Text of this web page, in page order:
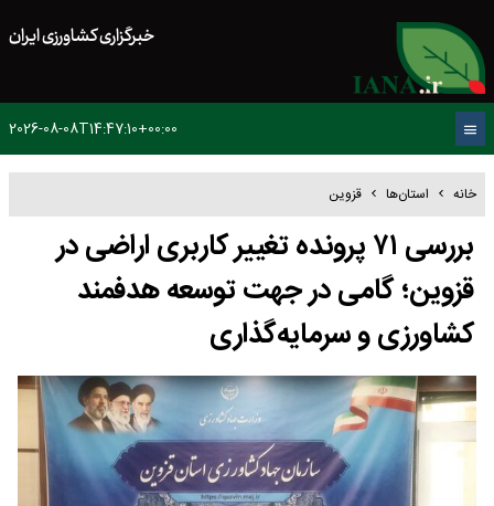
خبرگزاری کشاورزی ایران
2026-08-08T14:47:10+00:00
خانه استان‌ها قزوین
بررسی ۷۱ پرونده تغییر کاربری اراضی در
قزوین؛ گامی در جهت توسعه هدفمند
کشاورزی و سرمایه‌گذاری